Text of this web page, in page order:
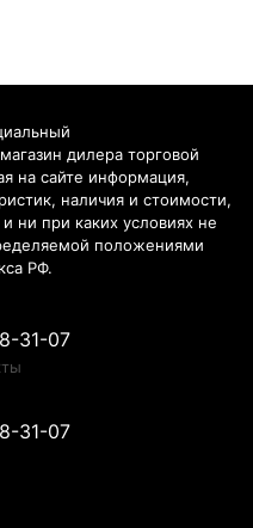
дилера торговой
на сайте информация,
наличия и стоимости,
ни при каких условиях не
положениями
РФ.
31-07
31-07